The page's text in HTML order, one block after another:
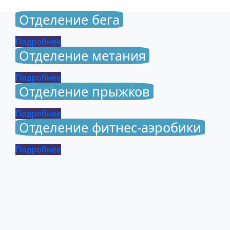
Отделение бега
Подробнее
Отделение метания
Подробнее
Отделение прыжков
Подробнее
Отделение фитнес-аэробики
Подробнее